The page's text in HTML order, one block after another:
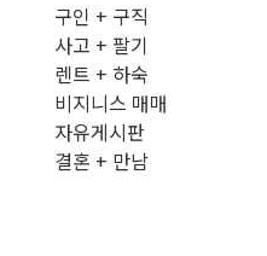
구인 + 구직
사고 + 팔기
렌트 + 하숙
비지니스 매매
자유게시판
결혼 + 만남